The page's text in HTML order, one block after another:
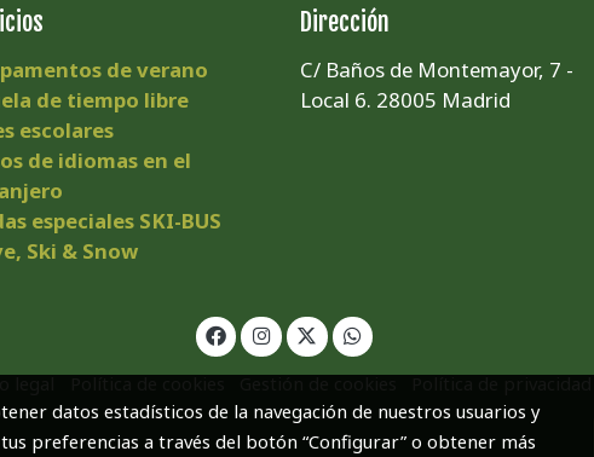
de verano
de tiempo libre
escolares
de idiomas en el
especiales SKI-BUS
Ski & Snow
Dirección
C/ Baños de Montemayor, 7 -
Local 6. 28005 Madrid
legal Política de cookies Gestión de cookies
Política de privacidad
datos estadísticos de la navegación de nuestros usuarios y
preferencias a través del botón “Configurar” o obtener más